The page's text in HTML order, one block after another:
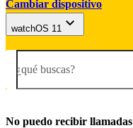
Cambiar dispositivo
watchOS 11
¿qué buscas?
No puedo recibir llamadas